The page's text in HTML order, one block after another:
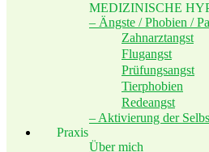
MEDIZINISCHE
– Ängste / Phobien /
Zahnarztangst
Flugangst
Prüfungsangst
Tierphobien
Redeangst
– Aktivierung der
Praxis
Über mich